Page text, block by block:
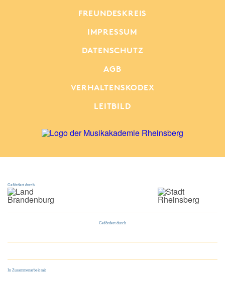
FREUNDESKREIS
IMPRESSUM
DATENSCHUTZ
AGB
VERHALTENSKODEX
LEITBILD
Gefördert durch
Gefördert durch
In Zusammenarbeit mit